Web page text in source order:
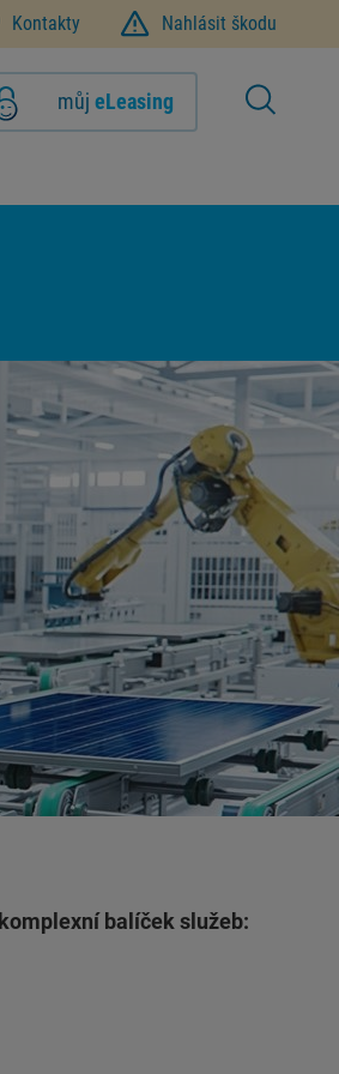
Kontakty Nahlásit škodu
můj eLeasing
komplexní balíček služeb: